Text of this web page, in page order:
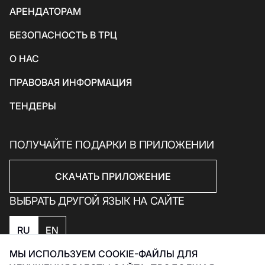
МЫ ИСПОЛЬЗУЕМ COOKIE-ФАЙЛЫ ДЛЯ
Товары для спорта и отдыха
Электроника, книги и бытовая техника
Товары для дома
Подарки и сувениры
АРЕНДАТОРАМ
БЕЗОПАСНОСТЬ В ТРЦ
О НАС
ПРАВОВАЯ ИНФОРМАЦИЯ
ТЕНДЕРЫ
ПОЛУЧАЙТЕ ПОДАРКИ В ПРИЛОЖЕНИИ
СКАЧАТЬ ПРИЛОЖЕНИЕ
ВЫБРАТЬ ДРУГОЙ ЯЗЫК НА САЙТЕ
RU EN